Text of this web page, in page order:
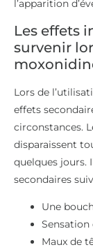
l’apparition
Les effets
survenir
Lors de
effets
circonstances.
disparaissent
quelques jours.
secondaires
Une
Maux de